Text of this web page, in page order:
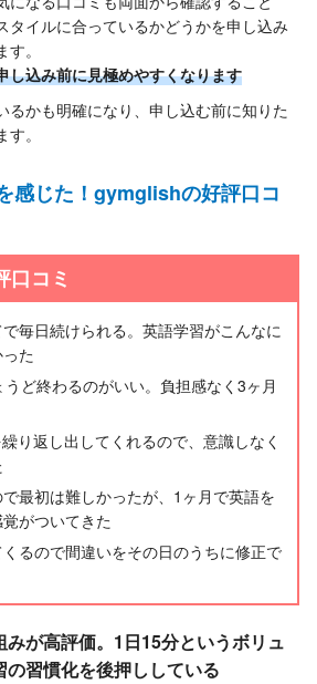
タイルに合っているかどうかを申し込み
。
し込み前に見極めやすくなります
るかも明確になり、申し込む前に知りた
。
感じた！gymglishの好評口コ
コミ
毎日続けられる。英語学習がこんなに
た
ど終わるのがいい。負担感なく3ヶ月
り返し出してくれるので、意識しなく
最初は難しかったが、1ヶ月で英語を
がついてきた
るので間違いをその日のうちに修正で
が高評価。1日15分というボリュ
の習慣化を後押ししている